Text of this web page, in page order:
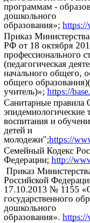
программам -
дошкольного
образования»;
Приказ
РФ от 18 октября
профессионального
(педагогическая
начального общего,
общего
учитель)»; https://
Санитарные
эпидемиологические
воспитания и
детей и
молодежи";https://
Семейный Кодекс
Федерации; http://
Приказ
Российской
17.10.2013 № 1155
государственного
дошкольного
образования».